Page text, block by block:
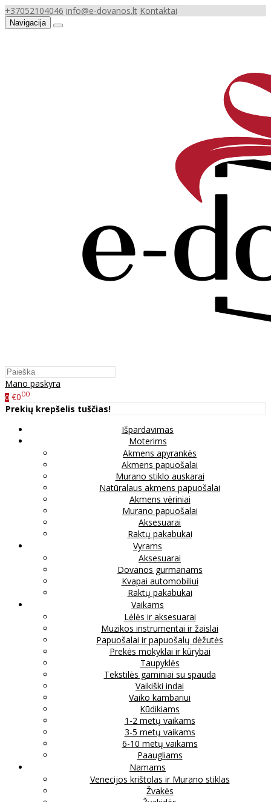
+37052104046 info@e-dovanos.lt Kontaktai
Navigacija
Mano paskyra
0 €000
Prekių krepšelis tuščias!
Išpardavimas
Moterims
Akmens apyrankės
Akmens papuošalai
Murano stiklo auskarai
Natūralaus akmens papuošalai
Akmens vėriniai
Murano papuošalai
Aksesuarai
Raktų pakabukai
Vyrams
Aksesuarai
Dovanos gurmanams
Kvapai automobiliui
Raktų pakabukai
Vaikams
Lėlės ir aksesuarai
Muzikos instrumentai ir žaislai
Papuošalai ir papuošalų dėžutės
Prekės mokyklai ir kūrybai
Taupyklės
Tekstilės gaminiai su spauda
Vaikiški indai
Vaiko kambariui
Kūdikiams
1-2 metų vaikams
3-5 metų vaikams
6-10 metų vaikams
Paaugliams
Namams
Venecijos krištolas ir Murano stiklas
Žvakės